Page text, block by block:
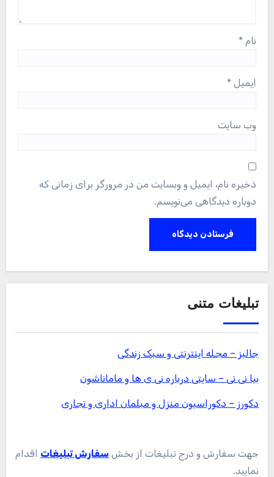
نام *
ایمیل *
وب‌ سایت
ذخیره نام، ایمیل و وبسایت من در مرورگر برای زمانی که
دوباره دیدگاهی می‌نویسم.
تبلیغات متنی
جالبز – مجله اینترنتی و سبک زندگی
بیا نی نی – سایتی درباره نی ی ها و ماماناشون
دکورز – دکوراسیون منزل و مبلمان اداری و تجاری
جهت سفارش و درج تبلیغات از بخش سفارش تبلیغات اقدام
نمایید.